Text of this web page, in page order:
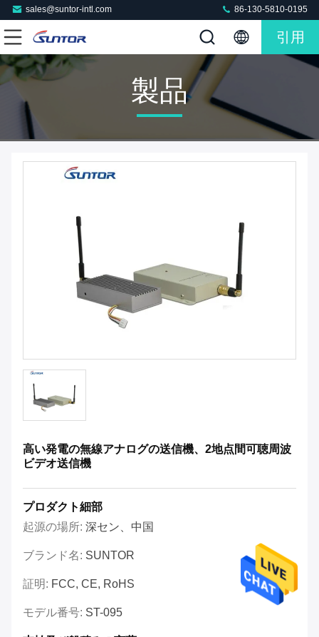
sales@suntor-intl.com 86-130-5810-0195
引用
製品
高い発電の無線アナログの送信機、2地点間可聴周波
ビデオ送信機
プロダクト細部
起源の場所: 深セン、中国
ブランド名: SUNTOR
証明: FCC, CE, RoHS
モデル番号: ST-095